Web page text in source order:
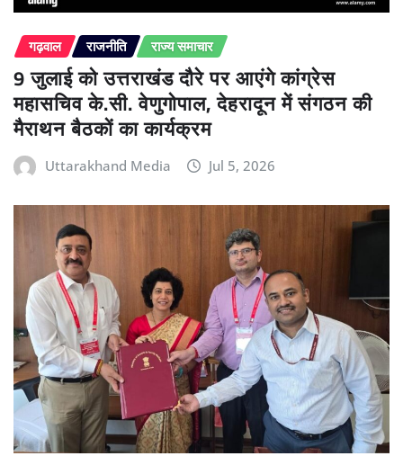
गढ़वाल राजनीति राज्य समाचार
9 जुलाई को उत्तराखंड दौरे पर आएंगे कांग्रेस
महासचिव के.सी. वेणुगोपाल, देहरादून में संगठन की
मैराथन बैठकों का कार्यक्रम
Uttarakhand Media Jul 5, 2026